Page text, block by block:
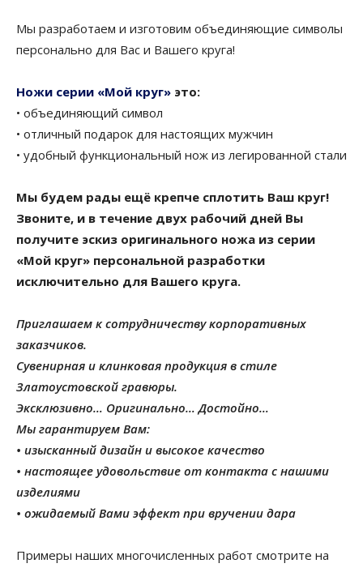
Мы разработаем и изготовим объединяющие символы
персонально для Вас и Вашего круга!
Ножи серии «Мой круг» это:
• объединяющий символ
• отличный подарок для настоящих мужчин
• удобный функциональный нож из легированной стали
Мы будем рады ещё крепче сплотить Ваш круг!
Звоните, и в течение двух рабочий дней Вы
получите эскиз оригинального ножа из серии
«Мой круг» персональной разработки
исключительно для Вашего круга.
Приглашаем к сотрудничеству корпоративных
заказчиков.
Сувенирная и клинковая продукция в стиле
Златоустовской гравюры.
Эксклюзивно… Оригинально… Достойно…
Мы гарантируем Вам:
• изысканный дизайн и высокое качество
• настоящее удовольствие от контакта с нашими
изделиями
• ожидаемый Вами эффект при вручении дара
Примеры наших многочисленных работ смотрите на